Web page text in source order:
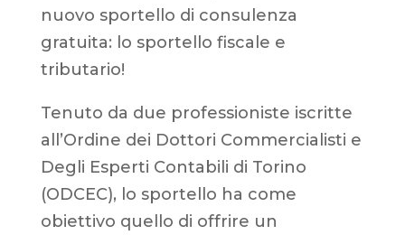
nuovo sportello di consulenza
gratuita: lo sportello fiscale e
tributario!
Tenuto da due professioniste iscritte
all’Ordine dei Dottori Commercialisti e
Degli Esperti Contabili di Torino
(ODCEC), lo sportello ha come
obiettivo quello di offrire un